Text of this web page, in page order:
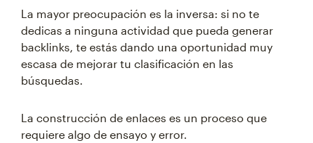
La mayor preocupación es la inversa: si no te
dedicas a ninguna actividad que pueda generar
backlinks, te estás dando una oportunidad muy
escasa de mejorar tu clasificación en las
búsquedas.
La construcción de enlaces es un proceso que
requiere algo de ensayo y error.